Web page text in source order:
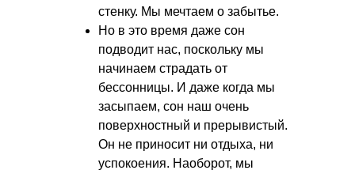
стенку. Мы мечтаем о забытье.
Но в это время даже сон
подводит нас, поскольку мы
начинаем страдать от
бессонницы. И даже когда мы
засыпаем, сон наш очень
поверхностный и прерывистый.
Он не приносит ни отдыха, ни
успокоения. Наоборот, мы